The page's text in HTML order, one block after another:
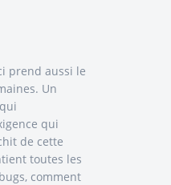
prend aussi le
Un
qui
de cette
toutes les
comment